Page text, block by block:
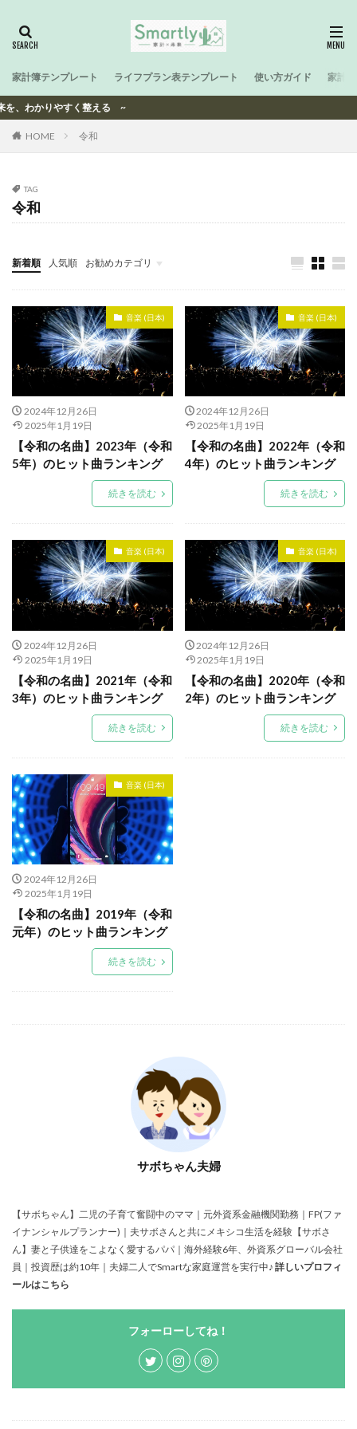
家計簿テンプレート ライフプラン表テンプレート 使い方ガイド 家計
わかりやすく整える ~
HOME 令和
TAG
令和
新着順 人気順 お勧めカテゴリ
-
音楽 (日本)
2024年12月26日
2025年1月19日
【令和の名曲】2023年（令和
5年）のヒット曲ランキング
続きを読む
音楽 (日本)
2024年12月26日
2025年1月19日
【令和の名曲】2022年（令和
4年）のヒット曲ランキング
続きを読む
音楽 (日本)
2024年12月26日
2025年1月19日
【令和の名曲】2021年（令和
3年）のヒット曲ランキング
続きを読む
音楽 (日本)
2024年12月26日
2025年1月19日
【令和の名曲】2020年（令和
2年）のヒット曲ランキング
続きを読む
音楽 (日本)
2024年12月26日
2025年1月19日
【令和の名曲】2019年（令和
元年）のヒット曲ランキング
続きを読む
サボちゃん夫婦
【サボちゃん】二児の子育て奮闘中のママ｜元外資系金融機関勤務｜FP(ファ
イナンシャルプランナー)｜夫サボさんと共にメキシコ生活を経験【サボさ
ん】妻と子供達をこよなく愛するパパ｜海外経験6年、外資系グローバル会社
員｜投資歴は約10年｜夫婦二人でSmartな家庭運営を実行中♪ 詳しいプロフィ
ールはこちら
フォーローしてね！